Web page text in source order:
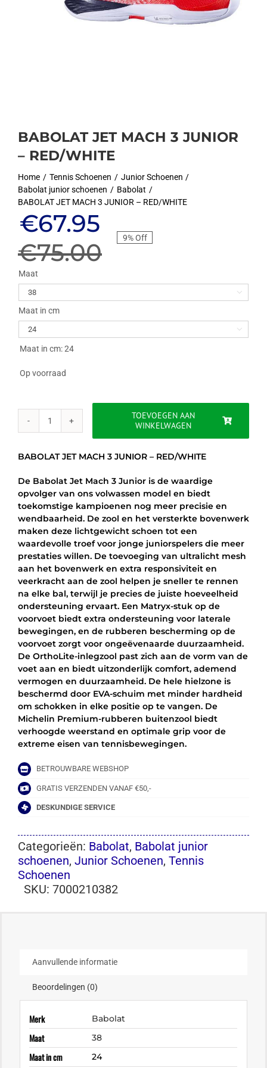
BABOLAT JET MACH 3 JUNIOR
– RED/WHITE
Home Tennis Schoenen
Junior Schoenen
Babolat junior schoenen
Babolat
BABOLAT JET MACH 3 JUNIOR – RED/WHITE
€75.00
Oorspronkelijke
prijs
was:
€75.00.
€67.95
Huidige
prijs
is:
€67.95.
9% Off
Maat

Maat in cm

Maat in cm: 24
Op voorraad
BABOLAT
JUNIOR
RED/WHITE
aantal
TOEVOEGEN AAN
WINKELWAGEN
BABOLAT JET MACH 3 JUNIOR – RED/WHITE
De Babolat Jet Mach 3 Junior is de waardige
opvolger van ons volwassen model en biedt
toekomstige kampioenen nog meer precisie en
wendbaarheid. De zool en het versterkte bovenwerk
maken deze lichtgewicht schoen tot een
waardevolle troef voor jonge juniorspelers die meer
prestaties willen. De toevoeging van ultralicht mesh
aan het bovenwerk en extra responsiviteit en
veerkracht aan de zool helpen je sneller te rennen
na elke bal, terwijl je precies de juiste hoeveelheid
ondersteuning ervaart. Een Matryx-stuk op de
voorvoet biedt extra ondersteuning voor laterale
bewegingen, en de rubberen bescherming op de
voorvoet zorgt voor ongeëvenaarde duurzaamheid.
De OrthoLite-inlegzool past zich aan de vorm van de
voet aan en biedt uitzonderlijk comfort, ademend
vermogen en duurzaamheid. De hele hielzone is
beschermd door EVA-schuim met minder hardheid
om schokken in elke positie op te vangen. De
Michelin Premium-rubberen buitenzool biedt
verhoogde weerstand en optimale grip voor de
extreme eisen van tennisbewegingen.
BETROUWBARE WEBSHOP
GRATIS VERZENDEN VANAF €50,-
DESKUNDIGE SERVICE
Categorieën: Babolat, Babolat junior
schoenen, Junior Schoenen, Tennis
Schoenen
SKU: 7000210382
Aanvullende informatie
Beoordelingen (0)
Merk Babolat
Maat 38
Maat in cm 24